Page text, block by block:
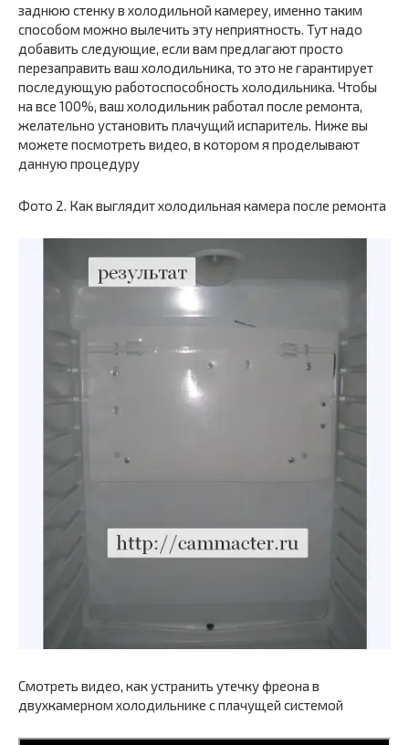
заднюю стенку в холодильной камереу, именно таким
способом можно вылечить эту неприятность. Тут надо
добавить следующие, если вам предлагают просто
перезаправить ваш холодильника, то это не гарантирует
последующую работоспособность холодильника. Чтобы
на все 100%, ваш холодильник работал после ремонта,
желательно установить плачущий испаритель. Ниже вы
можете посмотреть видео, в котором я проделывают
данную процедуру
Фото 2. Как выглядит холодильная камера после ремонта
Смотреть видео, как устранить утечку фреона в
двухкамерном холодильнике с плачущей системой